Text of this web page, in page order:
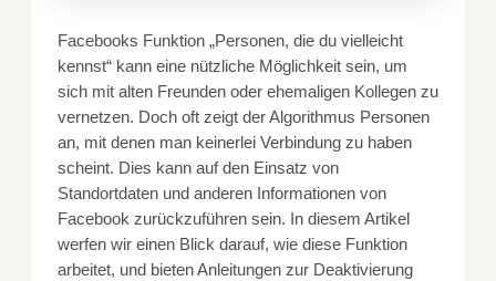
Facebooks Funktion „Personen, die du vielleicht
kennst“ kann eine nützliche Möglichkeit sein, um
sich mit alten Freunden oder ehemaligen Kollegen zu
vernetzen. Doch oft zeigt der Algorithmus Personen
an, mit denen man keinerlei Verbindung zu haben
scheint. Dies kann auf den Einsatz von
Standortdaten und anderen Informationen von
Facebook zurückzuführen sein. In diesem Artikel
werfen wir einen Blick darauf, wie diese Funktion
arbeitet, und bieten Anleitungen zur Deaktivierung